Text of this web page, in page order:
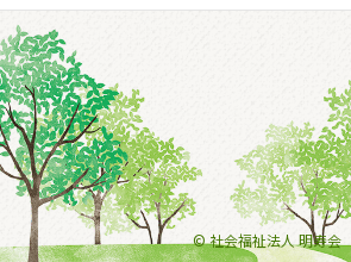
© 社会福祉法人 明寿会